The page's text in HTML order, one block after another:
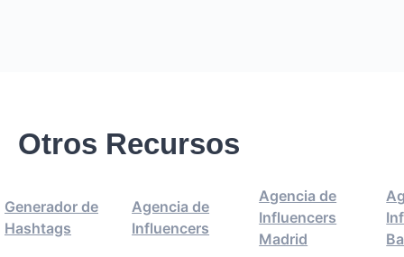
Otros Recursos
Generador de
Hashtags
Agencia de
Influencers
Agencia de
Influencers
Madrid